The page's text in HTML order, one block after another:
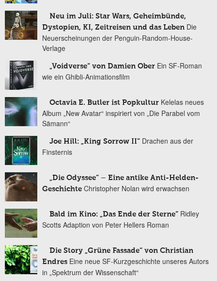
Neu im Juli: Star Wars, Geheimbünde,
Dystopien, KI, Zeitreisen und das Leben Die
Neuerscheinungen der Penguin-Random-House-
Verlage
„Voidverse“ von Damien Ober Ein SF-Roman
wie ein Ghibli-Animationsfilm
Octavia E. Butler ist Popkultur Kelelas neues
Album „New Avatar“ inspiriert von „Die Parabel vom
Sämann“
Joe Hill: „King Sorrow II“ Drachen aus der
Finsternis
„Die Odyssee“ – Eine antike Anti-Helden-
Geschichte Christopher Nolan wird erwachsen
Bald im Kino: „Das Ende der Sterne“ Ridley
Scotts Adaption von Peter Hellers Roman
Die Story „Grüne Fassade“ von Christian
Endres Eine neue SF-Kurzgeschichte unseres Autors
in „Spektrum der Wissenschaft“